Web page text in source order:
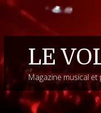
LE
Magazine musical